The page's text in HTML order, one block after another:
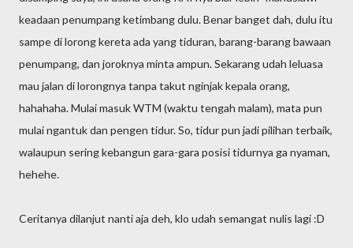
keadaan penumpang ketimbang dulu. Benar banget dah, dulu itu
sampe di lorong kereta ada yang tiduran, barang-barang bawaan
penumpang, dan joroknya minta ampun. Sekarang udah leluasa
mau jalan di lorongnya tanpa takut nginjak kepala orang,
hahahaha. Mulai masuk WTM (waktu tengah malam), mata pun
mulai ngantuk dan pengen tidur. So, tidur pun jadi pilihan terbaik,
walaupun sering kebangun gara-gara posisi tidurnya ga nyaman,
hehehe.
Ceritanya dilanjut nanti aja deh, klo udah semangat nulis lagi :D